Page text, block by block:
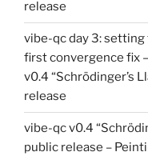
release
vibe-qc day 3:
first convergence fix
v0.4 “Schrödinger’s
release
vibe-qc v0.4
public release –